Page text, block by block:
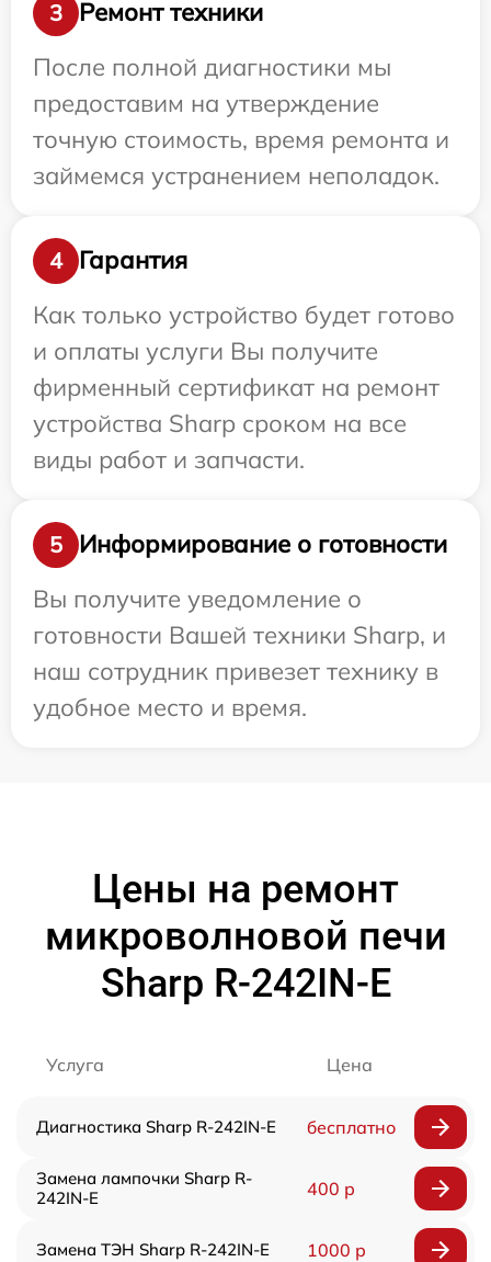
3
Ремонт техники
После полной диагностики мы
предоставим на утверждение
точную стоимость, время ремонта и
займемся устранением неполадок.
4
Гарантия
Как только устройство будет готово
и оплаты услуги Вы получите
фирменный сертификат на ремонт
устройства Sharp сроком на все
виды работ и запчасти.
5
Информирование о готовности
Вы получите уведомление о
готовности Вашей техники Sharp, и
наш сотрудник привезет технику в
удобное место и время.
Цены на ремонт
микроволновой печи
Sharp R-242IN-E
Услуга Цена
Диагностика Sharp R-242IN-E бесплатно
Замена лампочки Sharp R-
242IN-E
400 р
Замена ТЭН Sharp R-242IN-E 1000 р